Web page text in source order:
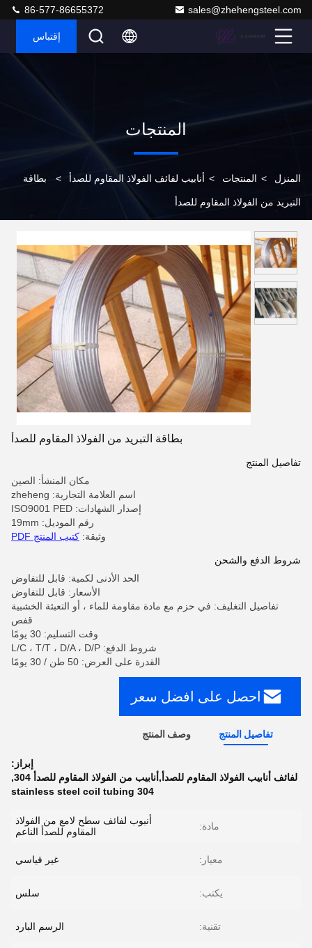
sales@zhehengsteel.com
86-577-86655372
إقتباس
المنتجات
المنزل > المنتجات > أنابيب لفائف الفولاذ المقاوم للصدأ > بطاقة
التبريد من الفولاذ المقاوم للصدأ
بطاقة التبريد من الفولاذ المقاوم للصدأ
تفاصيل المنتج
مكان المنشأ: الصين
اسم العلامة التجارية: zheheng
إصدار الشهادات: ISO9001 PED
رقم الموديل: 19mm
وثيقة: كتيب المنتج PDF
شروط الدفع والشحن
الحد الأدنى لكمية: قابل للتفاوض
الأسعار: قابل للتفاوض
تفاصيل التغليف: في حزم مع مادة مقاومة للماء ، أو التعبئة الخشبية
قفص
وقت التسليم: 30 يومًا
شروط الدفع: L/C ، T/T ، D/A ، D/P
القدرة على العرض: 50 طن / 30 يومًا
احصل على افضل سعر
تفاصيل المنتج وصف المنتج
إبراز:
لفائف أنابيب الفولاذ المقاوم للصدأ,أنابيب من الفولاذ المقاوم للصدأ 304
,
304 stainless steel coil tubing
مادة:
أنبوب لفائف سطح لامع من الفولاذ
المقاوم للصدأ الناعم
معيار: غير قياسي
يكتب: سلس
تقنية: الرسم البارد